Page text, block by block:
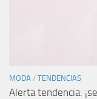
MODA / TENDENCIAS
Alerta tendencia: